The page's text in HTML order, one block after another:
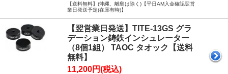
【送料無料】(沖縄、離島は除く)【平日AM入金確認翌営
業日発送予定(在庫有時)】
【翌営業日発送】TITE-13GS グラ
デーション鋳鉄インシュレーター
（8個1組） TAOC タオック【送料
無料】
11,200円(税込)